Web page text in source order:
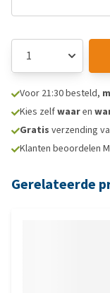
Voor 21:30 besteld,
Kies zelfwaaren
Gratis verzending
Klanten beoordelen
Gerelateerde